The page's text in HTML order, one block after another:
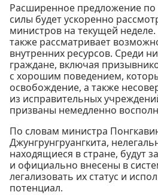
Расширенное предложение
силы будет ускоренно
министров на текущей
также рассматривает
внутренних ресурсов. Среди
граждане, включая
с хорошим поведением,
освобождение, а также
из исправительных
призваны немедленно
По словам министра
Джунгрунгруангкита,
находящиеся в стране, будут
и официально внесены в
легализовать их статус и
потенциал.